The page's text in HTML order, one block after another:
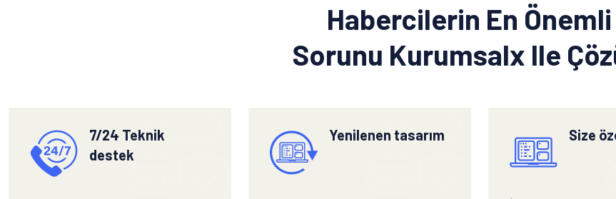
Habercilerin En Önemli
Sorunu Kurumsalx Ile
7/24 Teknik
destek
Yenilenen tasarım Size